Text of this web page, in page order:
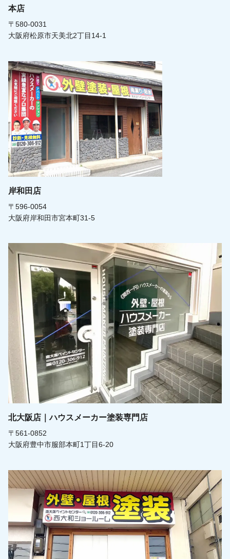
本店
〒580-0031
大阪府松原市天美北2丁目14-1
岸和田店
〒596-0054
大阪府岸和田市宮本町31-5
北大阪店｜ハウスメーカー塗装専門店
〒561-0852
大阪府豊中市服部本町1丁目6-20